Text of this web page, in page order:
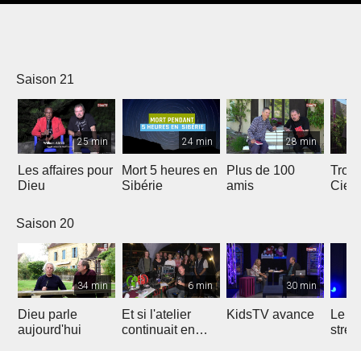
Saison 21
25 min
Les affaires pour
Dieu
24 min
Mort 5 heures en
Sibérie
28 min
Plus de 100
amis
Ciel
Saison 20
34 min
Dieu parle
aujourd'hui
6 min
Et si l'atelier
continuait en
30 min
KidsTV avance
Le